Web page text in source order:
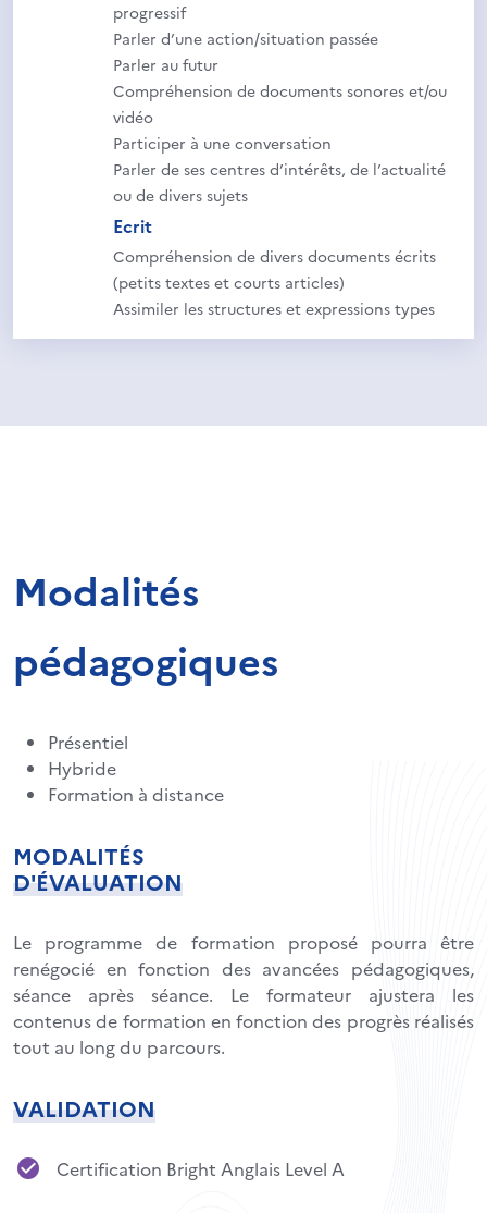
progressif
Parler d’une action/situation passée
Parler au futur
Compréhension de documents sonores et/ou
vidéo
Participer à une conversation
Parler de ses centres d’intérêts, de l’actualité
ou de divers sujets
Ecrit
Compréhension de divers documents écrits
(petits textes et courts articles)
Assimiler les structures et expressions types
Modalités
pédagogiques
Présentiel
Hybride
Formation à distance
MODALITÉS
D'ÉVALUATION
Le programme de formation proposé pourra être
renégocié en fonction des avancées pédagogiques,
séance après séance. Le formateur ajustera les
contenus de formation en fonction des progrès réalisés
tout au long du parcours.
VALIDATION
Certification Bright Anglais Level A